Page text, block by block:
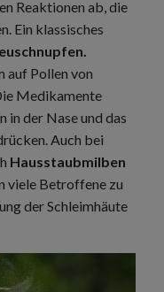
Reaktionen ab, die
Ein klassisches
auf Pollen von
Medikamente
in der Nase und das
Auch bei
Hausstaubmilben
viele Betroffene zu
der Schleimhäute